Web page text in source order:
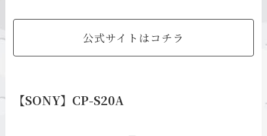
公式サイトはコチラ
【SONY】CP-S20A